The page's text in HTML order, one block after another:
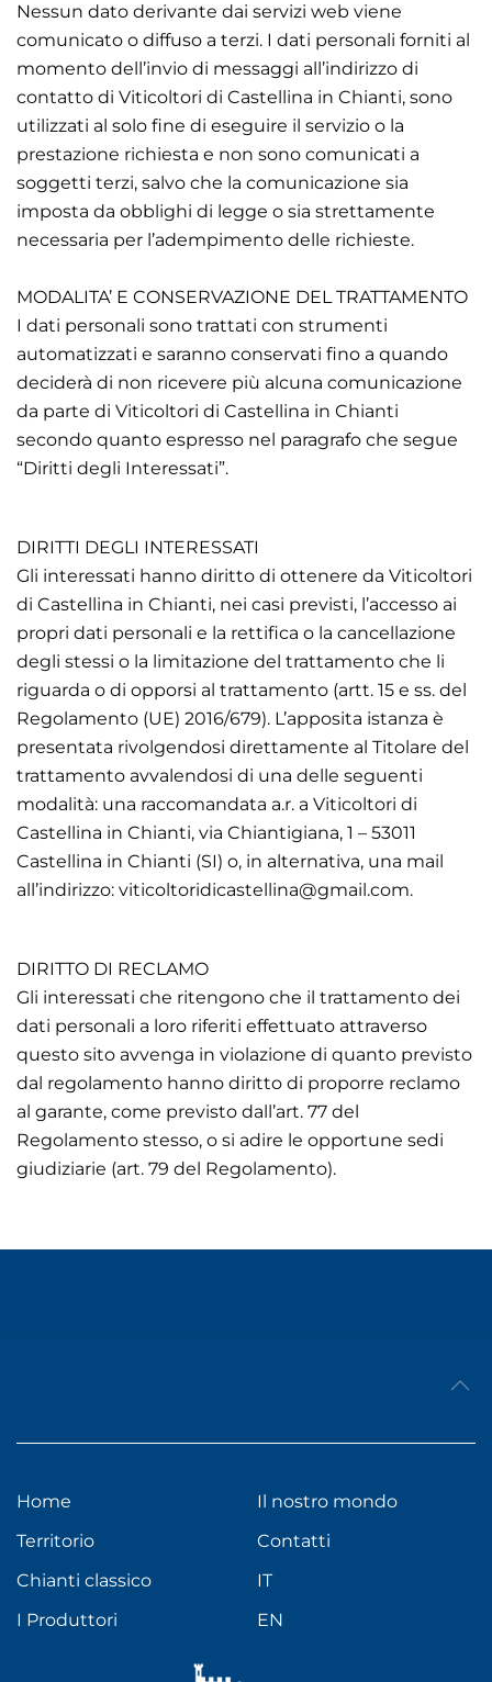
Nessun dato derivante dai servizi web viene
comunicato o diffuso a terzi. I dati personali forniti al
momento dell’invio di messaggi all’indirizzo di
contatto di Viticoltori di Castellina in Chianti, sono
utilizzati al solo fine di eseguire il servizio o la
prestazione richiesta e non sono comunicati a
soggetti terzi, salvo che la comunicazione sia
imposta da obblighi di legge o sia strettamente
necessaria per l’adempimento delle richieste.
MODALITA’ E CONSERVAZIONE DEL TRATTAMENTO
I dati personali sono trattati con strumenti
automatizzati e saranno conservati fino a quando
deciderà di non ricevere più alcuna comunicazione
da parte di Viticoltori di Castellina in Chianti
secondo quanto espresso nel paragrafo che segue
“Diritti degli Interessati”.
DIRITTI DEGLI INTERESSATI
Gli interessati hanno diritto di ottenere da Viticoltori
di Castellina in Chianti, nei casi previsti, l’accesso ai
propri dati personali e la rettifica o la cancellazione
degli stessi o la limitazione del trattamento che li
riguarda o di opporsi al trattamento (artt. 15 e ss. del
Regolamento (UE) 2016/679). L’apposita istanza è
presentata rivolgendosi direttamente al Titolare del
trattamento avvalendosi di una delle seguenti
modalità: una raccomandata a.r. a Viticoltori di
Castellina in Chianti, via Chiantigiana, 1 – 53011
Castellina in Chianti (SI) o, in alternativa, una mail
all’indirizzo: viticoltoridicastellina@gmail.com.
DIRITTO DI RECLAMO
Gli interessati che ritengono che il trattamento dei
dati personali a loro riferiti effettuato attraverso
questo sito avvenga in violazione di quanto previsto
dal regolamento hanno diritto di proporre reclamo
al garante, come previsto dall’art. 77 del
Regolamento stesso, o si adire le opportune sedi
giudiziarie (art. 79 del Regolamento).
Home
Territorio
Chianti classico
I Produttori
Il nostro mondo
Contatti
IT
EN